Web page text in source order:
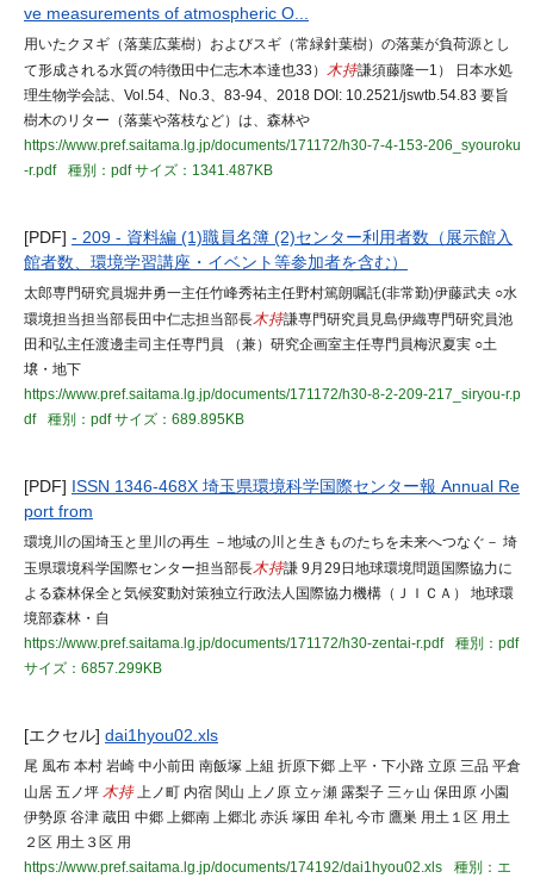
ve measurements of atmospheric O...
用いたクヌギ（落葉広葉樹）およびスギ（常緑針葉樹）の落葉が負荷源とし
て形成される水質の特徴田中仁志木本達也33） 木持謙須藤隆一1） 日本水処
理生物学会誌、Vol.54、No.3、83-94、2018 DOI: 10.2521/jswtb.54.83 要旨
樹木のリター（落葉や落枝など）は、森林や
https://www.pref.saitama.lg.jp/documents/171172/h30-7-4-153-206_syouroku
-r.pdf
種別：pdfサイズ：1341.487KB
[PDF] - 209 - 資料編 (1)職員名簿 (2)センター利用者数（展示館入
館者数、環境学習講座・イベント等参加者を含む）
太郎専門研究員堀井勇一主任竹峰秀祐主任野村篤朗嘱託(非常勤)伊藤武夫 ○水
環境担当担当部長田中仁志担当部長木持謙専門研究員見島伊織専門研究員池
田和弘主任渡邊圭司主任専門員 （兼）研究企画室主任専門員梅沢夏実 ○土
壌・地下
https://www.pref.saitama.lg.jp/documents/171172/h30-8-2-209-217_siryou-r.p
df
種別：pdfサイズ：689.895KB
[PDF] ISSN 1346-468X 埼玉県環境科学国際センター報 Annual Re
port from
環境川の国埼玉と里川の再生 －地域の川と生きものたちを未来へつなぐ－ 埼
玉県環境科学国際センター担当部長木持謙 9月29日地球環境問題国際協力に
よる森林保全と気候変動対策独立行政法人国際協力機構（ＪＩＣＡ） 地球環
境部森林・自
https://www.pref.saitama.lg.jp/documents/171172/h30-zentai-r.pdf
種別：pdf
サイズ：6857.299KB
[エクセル] dai1hyou02.xls
尾 風布 本村 岩崎 中小前田 南飯塚 上組 折原下郷 上平・下小路 立原 三品 平倉
山居 五ノ坪 木持上ノ町 内宿 関山 上ノ原 立ヶ瀬 露梨子 三ヶ山 保田原 小園
伊勢原 谷津 蔵田 中郷 上郷南 上郷北 赤浜 塚田 牟礼 今市 鷹巣 用土１区 用土
２区 用土３区 用
https://www.pref.saitama.lg.jp/documents/174192/dai1hyou02.xls
種別：エ